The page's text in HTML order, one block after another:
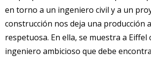
en torno a un ingeniero civil y a un
construcción nos deja una producción
respetuosa. En ella, se muestra a Eiffel
ingeniero ambicioso que debe